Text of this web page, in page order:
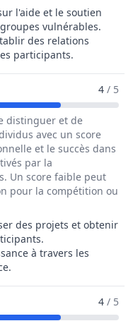
l'aide et le soutien
vulnérables.
des relations
participants.
Animateur Socio-
4 / 5
distinguer et de
avec un score
et le succès dans
par la
Un score faible peut
pour la compétition ou
des projets et obtenir
à travers les
De Animateur 4 / 5